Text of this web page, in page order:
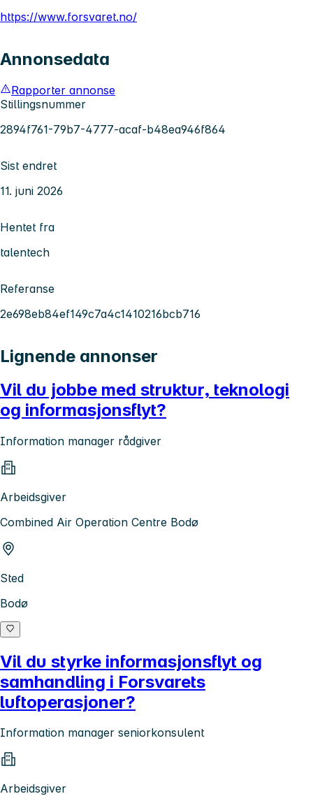
https://www.forsvaret.no/
Annonsedata
Rapporter annonse
Stillingsnummer
2894f761-79b7-4777-acaf-b48ea946f864
Sist endret
11. juni 2026
Hentet fra
talentech
Referanse
2e698eb84ef149c7a4c1410216bcb716
Lignende annonser
Vil du jobbe med struktur, teknologi
og informasjonsflyt?
Information manager rådgiver
Arbeidsgiver
Combined Air Operation Centre Bodø
Sted
Bodø
Vil du styrke informasjonsflyt og
samhandling i Forsvarets
luftoperasjoner?
Information manager seniorkonsulent
Arbeidsgiver